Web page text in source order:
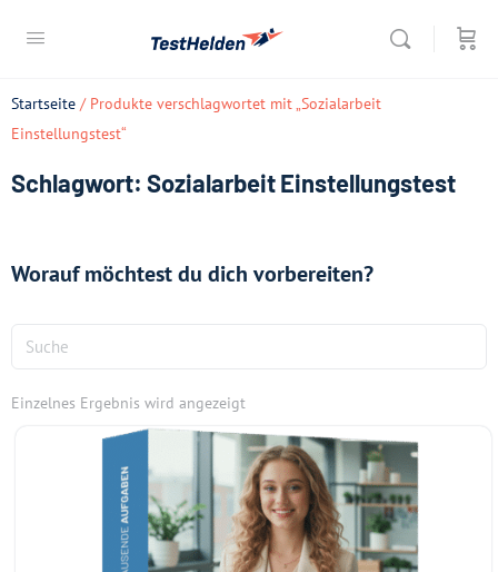
Startseite / Produkte verschlagwortet mit „Sozialarbeit
Einstellungstest“
Schlagwort: Sozialarbeit Einstellungstest
Worauf möchtest du dich vorbereiten?
Einzelnes Ergebnis wird angezeigt